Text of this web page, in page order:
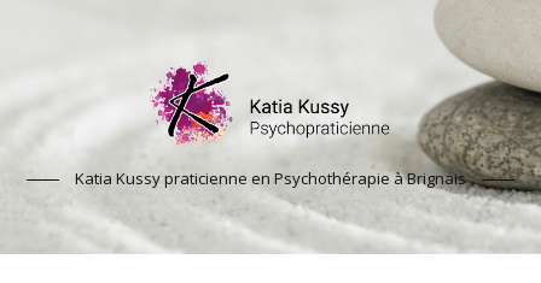
Katia Kussy praticienne en Psychothérapie à Brignais